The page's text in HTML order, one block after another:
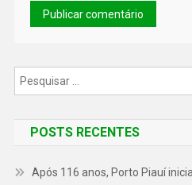
POSTS RECENTES
Após 116 anos, Porto Piauí